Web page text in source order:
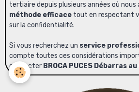
tertiaire depuis plusieurs années où nous
méthode efficace tout en respectant
sur la confidentialité.
Si vous recherchez un service
compte toutes ces considérations
contacter BROCA PUCES Débarras